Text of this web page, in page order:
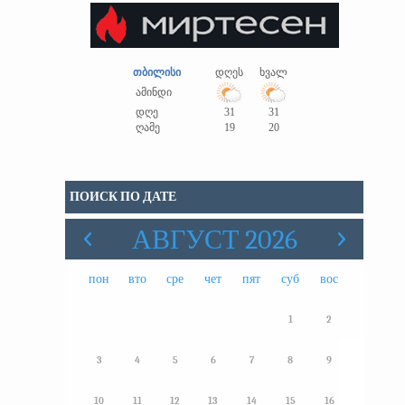
თბილისი დღეს
ხვალ
ამინდი
დღე
31
31
ღამე
19 20
ПОИСК ПО ДАТЕ
АВГУСТ 2026
пон вто сре чет пят суб вос
1 2
3 4 5 6 7 8 9
10 11 12 13 14 15 16